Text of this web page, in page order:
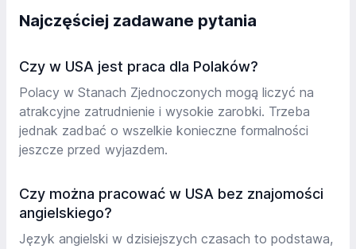
Najczęściej zadawane pytania
Czy w USA jest praca dla Polaków?
Polacy w Stanach Zjednoczonych mogą liczyć na
atrakcyjne zatrudnienie i wysokie zarobki. Trzeba
jednak zadbać o wszelkie konieczne formalności
jeszcze przed wyjazdem.
Czy można pracować w USA bez znajomości
angielskiego?
Język angielski w dzisiejszych czasach to podstawa,